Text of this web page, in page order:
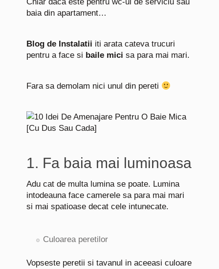
baia din apartament…
Blog de Instalatii iti arata cateva trucuri
pentru a face si baile mici sa para mai mari.
Fara sa demolam nici unul din pereti
1. Fa baia mai luminoasa
Adu cat de multa lumina se poate. Lumina
intodeauna face camerele sa para mai mari
si mai spatioase decat cele intunecate.
Culoarea peretilor
Vopseste peretii si tavanul in aceeasi culoare